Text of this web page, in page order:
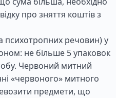
про зняття коштів з
психотропних речовин) у
не більше 5 упаковок
Червоний митний
«червоного» митного
предмети, що